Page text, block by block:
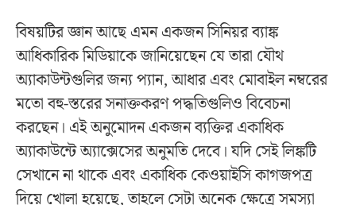
বিষয়টির জ্ঞান আছে এমন একজন সিনিয়র ব্যাঙ্ক
আধিকারিক মিডিয়াকে জানিয়েছেন যে তারা যৌথ
অ্যাকাউন্টগুলির জন্য প্যান, আধার এবং মোবাইল নম্বরের
মতো বহু-স্তরের সনাক্তকরণ পদ্ধতিগুলিও বিবেচনা
করছেন। এই অনুমোদন একজন ব্যক্তির একাধিক
অ্যাকাউন্টে অ্যাক্সেসের অনুমতি দেবে। যদি সেই লিঙ্কটি
সেখানে না থাকে এবং একাধিক কেওয়াইসি কাগজপত্র
দিয়ে খোলা হয়েছে, তাহলে সেটা অনেক ক্ষেত্রে সমস্যা